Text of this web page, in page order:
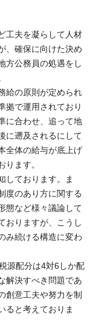
工夫を凝らして人材
、確保に向けた決め
方公務員の処遇をし
給の原則が定められ
拠で運用されており
に合わせ、追って地
に遡及されるにして
全体の給与が底上げ
ます。
しております。ま
度のあり方に関する
態など様々議論して
おりますが、こうし
み続ける構造に変わ
源配分は4対6しか配
解決すべき問題であ
創意工夫や努力を制
ると考えておりま